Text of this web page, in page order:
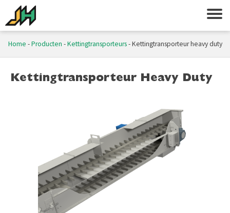
Home -Producten -Kettingtransporteurs-Kettingtransporteur heavy duty
Kettingtransporteur Heavy Duty